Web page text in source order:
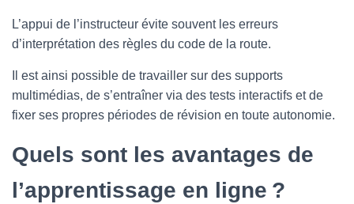
L’appui de l’instructeur évite souvent les erreurs
d’interprétation des règles du code de la route.
Il est ainsi possible de travailler sur des supports
multimédias, de s’entraîner via des tests interactifs et de
fixer ses propres périodes de révision en toute autonomie.
Quels sont les avantages de
l’apprentissage en ligne ?